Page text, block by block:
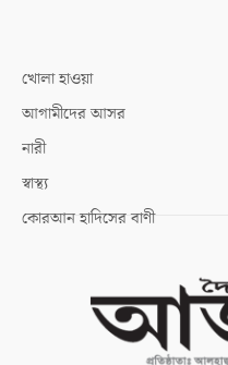
খোলা হাওয়া
আগামীদের আসর
নারী
স্বাস্থ্য
কোরআন হাদিসের বাণী